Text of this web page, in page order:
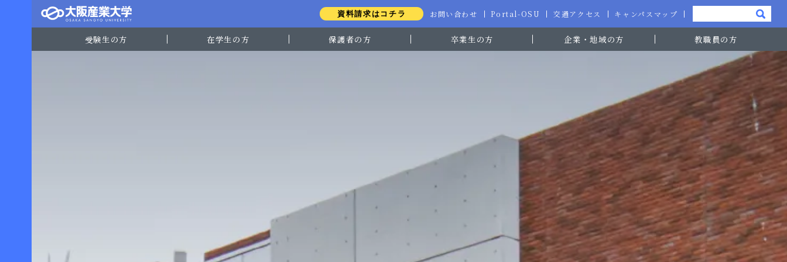
資料請求はコチラ お問い合わせ Portal-OSU 交通アクセス キャンパスマップ
受験生の方 在学生の方 保護者の方 卒業生の方 企業・地域の方 教職員の方